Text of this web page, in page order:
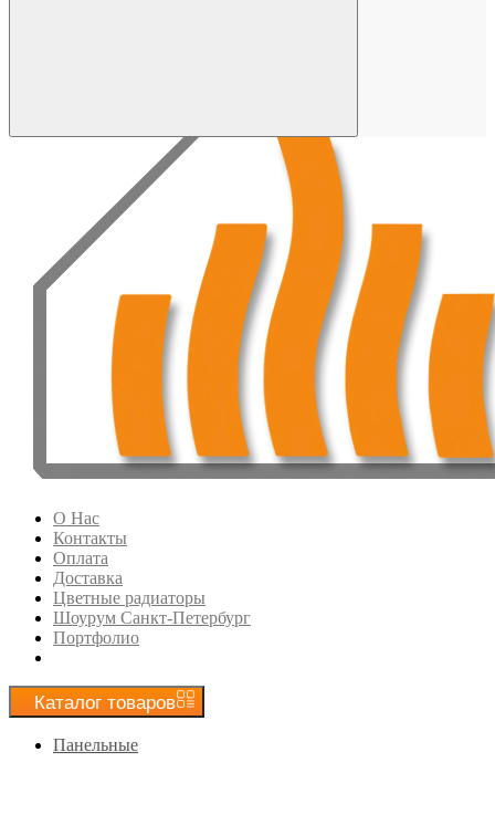
О Нас
Контакты
Оплата
Доставка
Цветные радиаторы
Шоурум Санкт-Петербург
Портфолио
Каталог товаров
Панельные